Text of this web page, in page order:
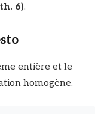
6).
entière et le
homogène.